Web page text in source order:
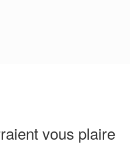
vous plaire